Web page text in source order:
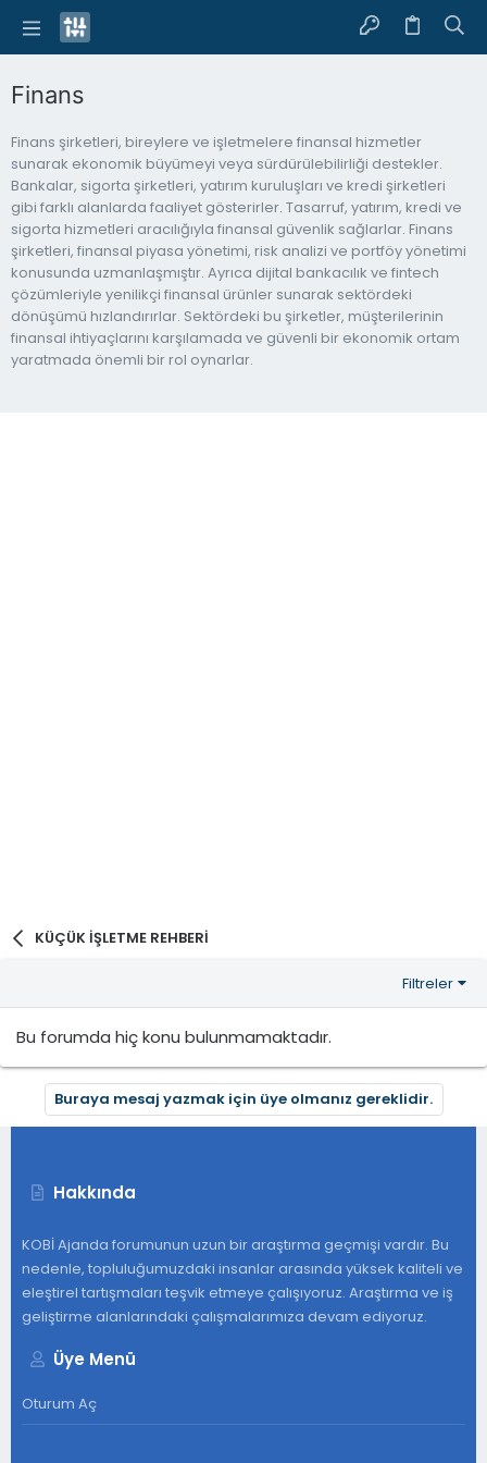
Finans
Finans şirketleri, bireylere ve işletmelere finansal hizmetler
sunarak ekonomik büyümeyi veya sürdürülebilirliği destekler.
Bankalar, sigorta şirketleri, yatırım kuruluşları ve kredi şirketleri
gibi farklı alanlarda faaliyet gösterirler. Tasarruf, yatırım, kredi ve
sigorta hizmetleri aracılığıyla finansal güvenlik sağlarlar. Finans
şirketleri, finansal piyasa yönetimi, risk analizi ve portföy yönetimi
konusunda uzmanlaşmıştır. Ayrıca dijital bankacılık ve fintech
çözümleriyle yenilikçi finansal ürünler sunarak sektördeki
dönüşümü hızlandırırlar. Sektördeki bu şirketler, müşterilerinin
finansal ihtiyaçlarını karşılamada ve güvenli bir ekonomik ortam
yaratmada önemli bir rol oynarlar.
KÜÇÜK İŞLETME REHBERİ
Filtreler
Bu forumda hiç konu bulunmamaktadır.
Buraya mesaj yazmak için üye olmanız gereklidir.
Hakkında
KOBİ Ajanda forumunun uzun bir araştırma geçmişi vardır. Bu
nedenle, topluluğumuzdaki insanlar arasında yüksek kaliteli ve
eleştirel tartışmaları teşvik etmeye çalışıyoruz. Araştırma ve iş
geliştirme alanlarındaki çalışmalarımıza devam ediyoruz.
Üye Menü
Oturum Aç